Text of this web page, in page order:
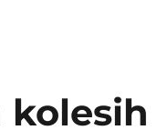
kolesih